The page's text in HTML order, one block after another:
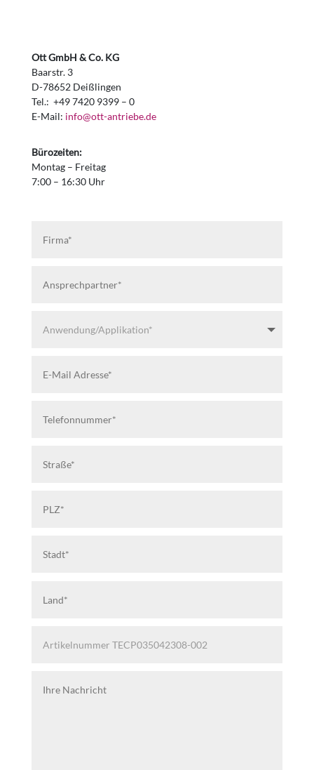
Ott GmbH & Co. KG
Baarstr. 3
D-78652 Deißlingen
Tel.: +49 7420 9399 – 0
E-Mail: info@ott-antriebe.de
Bürozeiten:
Montag – Freitag
7:00 – 16:30 Uhr